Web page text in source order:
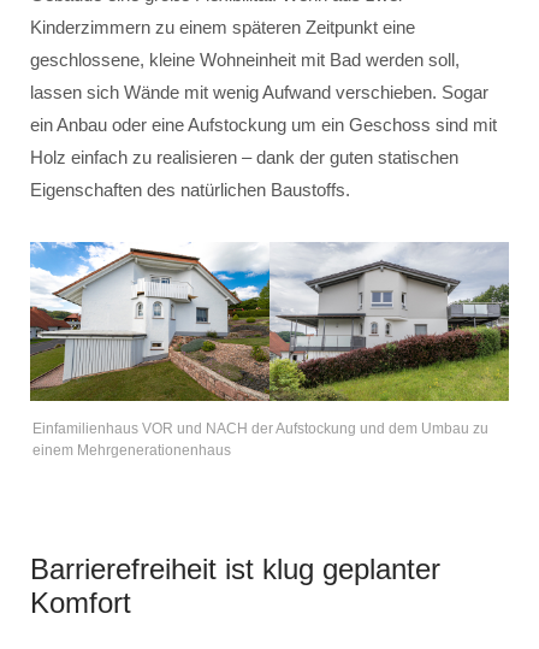
Kinderzimmern zu einem späteren Zeitpunkt eine
geschlossene, kleine Wohneinheit mit Bad werden soll,
lassen sich Wände mit wenig Aufwand verschieben. Sogar
ein Anbau oder eine Aufstockung um ein Geschoss sind mit
Holz einfach zu realisieren – dank der guten statischen
Eigenschaften des natürlichen Baustoffs.
Einfamilienhaus VOR und NACH der Aufstockung und dem Umbau zu
einem Mehrgenerationenhaus
Barrierefreiheit ist klug geplanter
Komfort